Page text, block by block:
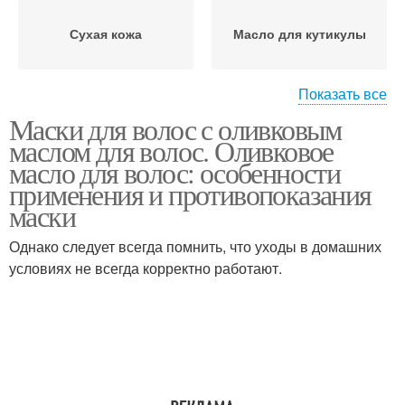
Сухая кожа Масло для кутикулы
Тонкая кожа Грубая кожа
Масла для кутикулы
Показать все
Маски для волос с оливковым
маслом для волос. Оливковое
масло для волос: особенности
применения и противопоказания
маски
Однако следует всегда помнить, что уходы в домашних
условиях не всегда корректно работают.